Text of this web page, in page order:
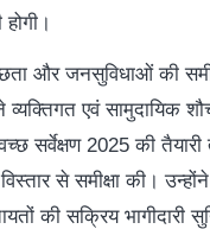
होगी।
और जनसुविधाओं की
एवं सामुदायिक
सर्वेक्षण 2025 की
से समीक्षा की।
की सक्रिय भागीदारी